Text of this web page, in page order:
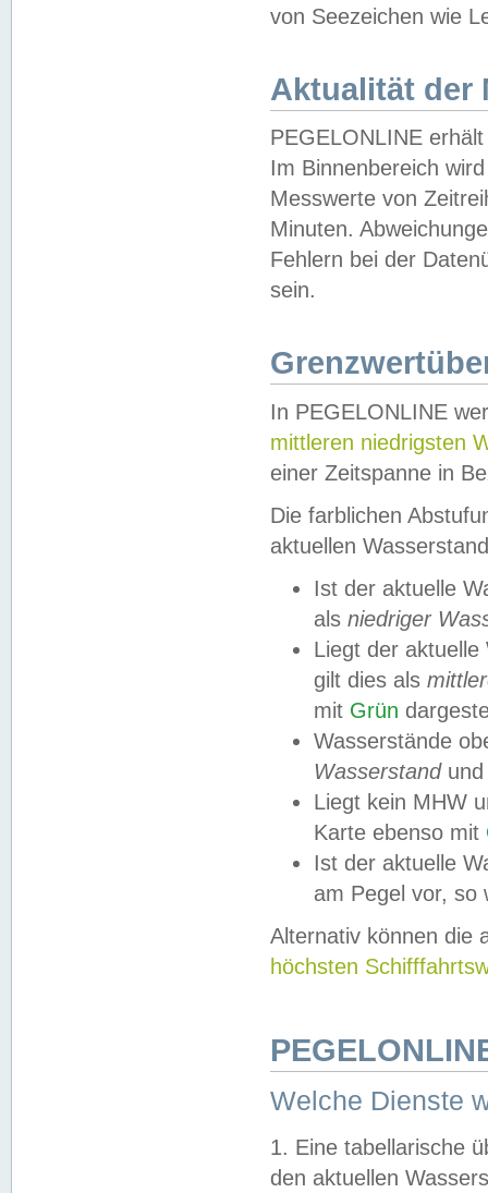
von Seezeichen wie
Aktualität der
PEGELONLINE
Im Binnenbereich
Messwerte von
Minuten.
Fehlern bei der
sein.
In PEGELONLINE
mittleren niedrigsten
einer Zeitspanne in
Die farblichen
aktuellen
Ist der aktuelle
als niedriger
Liegt der
gilt dies als
mit Grün
Wasserstände
Wasserstandund
Liegt kein MHW
Karte ebenso mit
Ist der aktuelle
am Pegel vor,
Alternativ können die
höchsten
Welche Dienste
1. Eine tabellarische
den aktuellen